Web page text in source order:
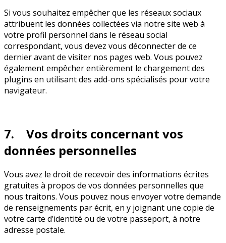
Si vous souhaitez empêcher que les réseaux sociaux
attribuent les données collectées via notre site web à
votre profil personnel dans le réseau social
correspondant, vous devez vous déconnecter de ce
dernier avant de visiter nos pages web. Vous pouvez
également empêcher entièrement le chargement des
plugins en utilisant des add-ons spécialisés pour votre
navigateur.
7. Vos droits concernant vos
données personnelles
Vous avez le droit de recevoir des informations écrites
gratuites à propos de vos données personnelles que
nous traitons. Vous pouvez nous envoyer votre demande
de renseignements par écrit, en y joignant une copie de
votre carte d’identité ou de votre passeport, à notre
adresse postale.